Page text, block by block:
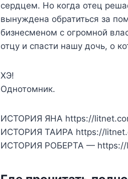
сердцем. Но когда отец
вынуждена обратиться за
бизнесменом с огромной
отцу и спасти нашу дочь, о
ХЭ!
Однотомник.
ИСТОРИЯ ЯНА https://
ИСТОРИЯ ТАИРА https://
ИСТОРИЯ РОБЕРТА — https://